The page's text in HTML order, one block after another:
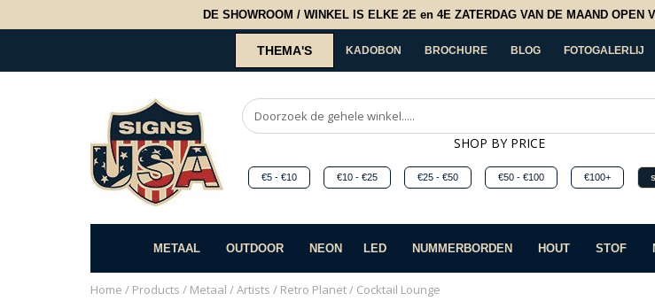
DE SHOWROOM / WINKEL IS ELKE 2E en 4E ZATERDAG VAN DE MAAND OPEN
THEMA'S KADOBON BROCHURE BLOG FOTOGALERLIJ
SHOP BY PRICE
€5 - €10 €10 - €25 €25 - €50 €50 - €100 €100+
METAAL OUTDOOR NEON LED NUMMERBORDEN HOUT STOF
Home / Products / Metaal /Artists / Retro Planet/ Cocktail Lounge